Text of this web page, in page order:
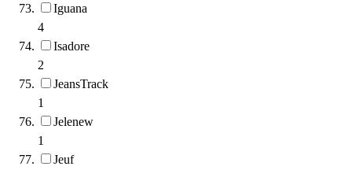
Iguana
4
Isadore
2
JeansTrack
1
Jelenew
1
Jeuf